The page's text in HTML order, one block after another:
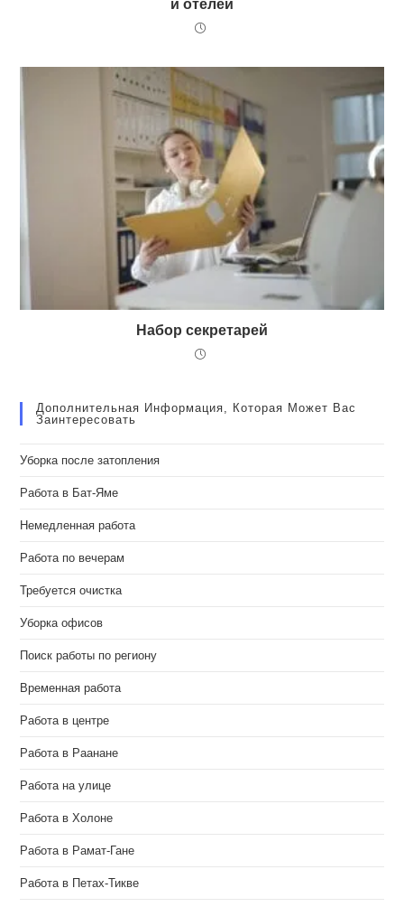
и отелей
Набор секретарей
Дополнительная Информация, Которая Может Вас
Заинтересовать
Уборка после затопления
Работа в Бат-Яме
Немедленная работа
Работа по вечерам
Требуется очистка
Уборка офисов
Поиск работы по региону
Временная работа
Работа в центре
Работа в Раанане
Работа на улице
Работа в Холоне
Работа в Рамат-Гане
Работа в Петах-Тикве